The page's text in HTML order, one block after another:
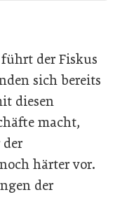
der Fiskus
sich bereits
diesen
macht,
härter vor.
der